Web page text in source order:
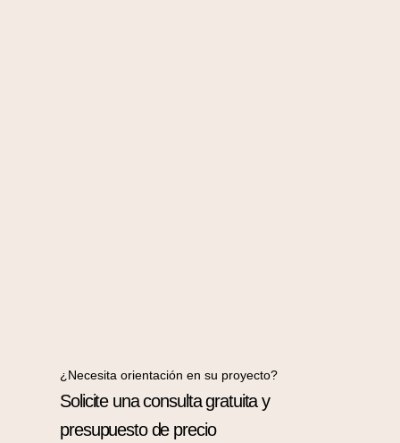
¿Necesita orientación en su proyecto?
Solicite una consulta gratuita y
presupuesto de precio